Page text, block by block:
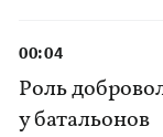
Роль
у батальонов
00:04